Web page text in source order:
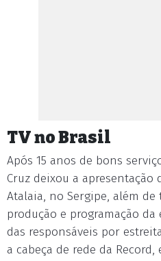
TV no Brasil
Após 15 anos de bons
Cruz deixou a apresentação
Atalaia, no Sergipe, além
produção e programação da
das responsáveis por
a cabeça de rede da Record,